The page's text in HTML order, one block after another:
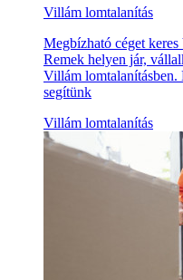
Villám lomtalanítás
Megbízható céget
Remek helyen jár,
Villám
segítünk
Villám lomtalanítás